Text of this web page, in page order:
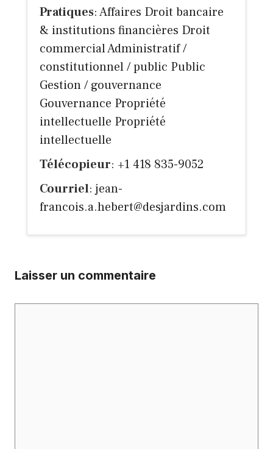
Pratiques: Affaires Droit bancaire
& institutions financières Droit
commercial Administratif /
constitutionnel / public Public
Gestion / gouvernance
Gouvernance Propriété
intellectuelle Propriété
intellectuelle
Télécopieur: +1 418 835-9052
Courriel:jean-
francois.a.hebert@desjardins.com
Laisser un commentaire